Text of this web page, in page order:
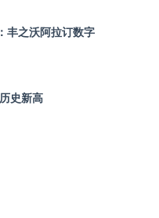
丰之沃阿拉订数字
史新高